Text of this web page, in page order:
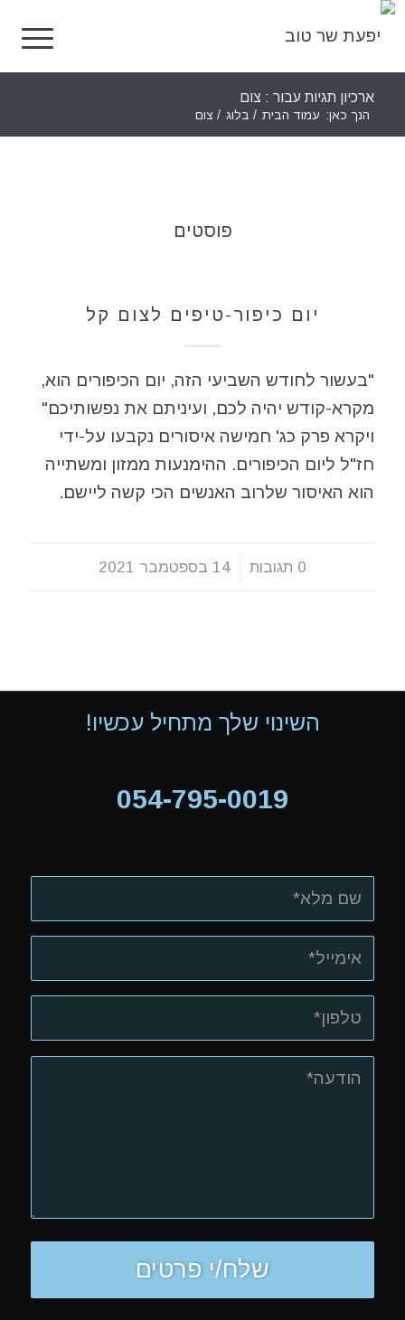
ארכיון תגיות עבור : צום
הנך כאן: עמוד הבית / בלוג / צום
פוסטים
יום כיפור-טיפים לצום קל
"בעשור לחודש השביעי הזה, יום הכיפורים הוא,
מקרא-קודש יהיה לכם, ועיניתם את נפשותיכם"
ויקרא פרק כג' חמישה איסורים נקבעו על-ידי
חז"ל ליום הכיפורים. ההימנעות ממזון ומשתייה
הוא האיסור שלרוב האנשים הכי קשה ליישם.
0 תגובות
/ 14 בספטמבר 2021
השינוי שלך מתחיל עכשיו!
054-795-0019